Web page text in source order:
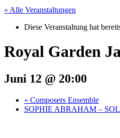
« Alle Veranstaltungen
Diese Veranstaltung hat
Royal Garden
Juni 12 @ 20:00
« Composers Ensemble
SOPHIE ABRAHAM –